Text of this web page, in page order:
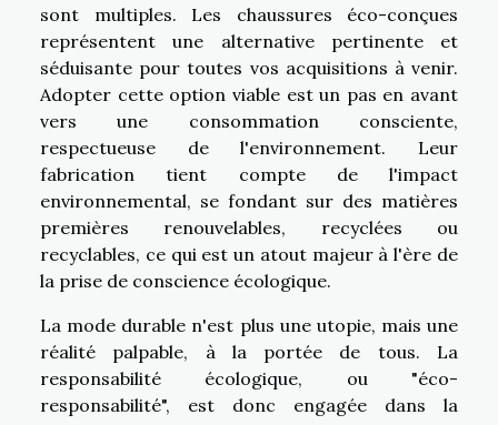
sont multiples. Les chaussures éco-conçues
représentent une alternative pertinente et
séduisante pour toutes vos acquisitions à venir.
Adopter cette option viable est un pas en avant
vers une consommation consciente,
respectueuse de l'environnement. Leur
fabrication tient compte de l'impact
environnemental, se fondant sur des matières
premières renouvelables, recyclées ou
recyclables, ce qui est un atout majeur à l'ère de
la prise de conscience écologique.
La mode durable n'est plus une utopie, mais une
réalité palpable, à la portée de tous. La
responsabilité écologique, ou "éco-
responsabilité", est donc engagée dans la